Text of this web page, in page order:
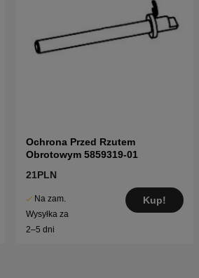
Ochrona Przed Rzutem
Obrotowym 5859319-01
21PLN
Na zam.
Wysyłka za
2–5 dni
Kup!